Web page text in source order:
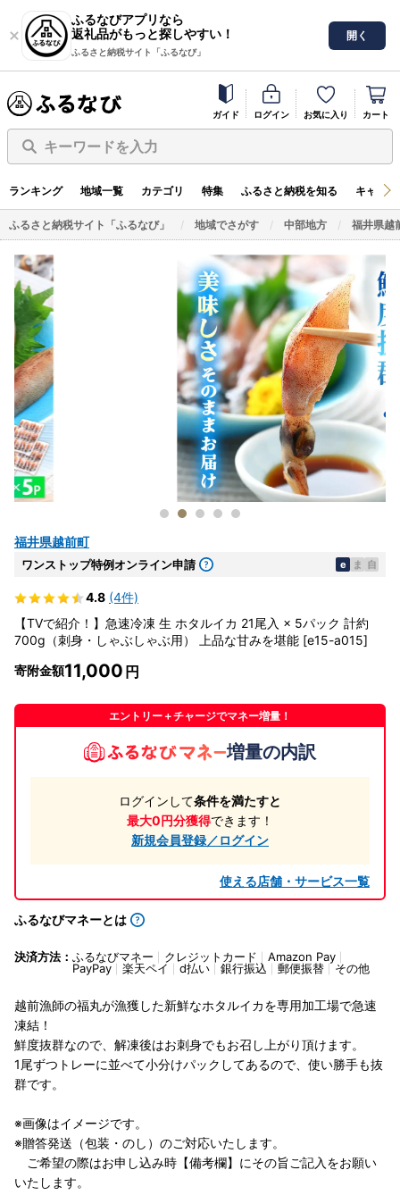
ふるなびアプリなら
返礼品がもっと探しやすい！
ふるさと納税サイト「ふるなび」
開く
ガイド ログイン お気に入り カート
キーワードを入力
ランキング 地域一覧 カテゴリ 特集 ふるさと納税を知る キャン
ふるさと納税サイト「ふるなび」 地域でさがす 中部地方 福井県越
福井県越前町
ワンストップ特例オンライン申請 e ま 自
4.8 (4件)
【TVで紹介！】急速冷凍 生 ホタルイカ 21尾入 × 5パック 計約
700g（刺身・しゃぶしゃぶ用） 上品な甘みを堪能 [e15-a015]
寄附金額11,000
エントリー＋チャージでマネー増量！
増量の内訳
ログインして条件を満たすと
最大0円分獲得できます！
新規会員登録／ログイン
使える店舗・サービス一覧
ふるなびマネーとは
決済方法： ふるなびマネー クレジットカード
Amazon Pay
PayPay
楽天ペイ d払い 銀行振込 郵便振替 その他
越前漁師の福丸が漁獲した新鮮なホタルイカを専用加工場で急速
凍結！
鮮度抜群なので、解凍後はお刺身でもお召し上がり頂けます。
1尾ずつトレーに並べて小分けパックしてあるので、使い勝手も抜
群です。
※画像はイメージです。
※贈答発送（包装・のし）のご対応いたします。
ご希望の際はお申し込み時【備考欄】にその旨ご記入をお願い
いたします。